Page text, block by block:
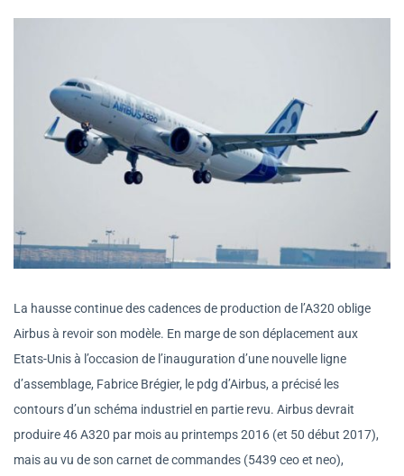
La hausse continue des cadences de production de l’A320 oblige
Airbus à revoir son modèle. En marge de son déplacement aux
Etats-Unis à l’occasion de l’inauguration d’une nouvelle ligne
d’assemblage, Fabrice Brégier, le pdg d’Airbus, a précisé les
contours d’un schéma industriel en partie revu. Airbus devrait
produire 46 A320 par mois au printemps 2016 (et 50 début 2017),
mais au vu de son carnet de commandes (5439 ceo et neo),